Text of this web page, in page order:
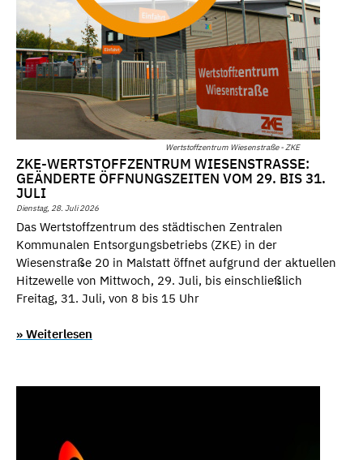
Wertstoffzentrum Wiesenstraße - ZKE
ZKE-WERTSTOFFZENTRUM WIESENSTRASSE: G
EÄNDERTE ÖFFNUNGSZEITEN VOM 29. BIS 31. J
ULI
Dienstag, 28. Juli 2026
Das Wertstoffzentrum des städtischen Zentralen
Kommunalen Entsorgungsbetriebs (ZKE) in der
Wiesenstraße 20 in Malstatt öffnet aufgrund der aktuellen
Hitzewelle von Mittwoch, 29. Juli, bis einschließlich
Freitag, 31. Juli, von 8 bis 15 Uhr
» Weiterlesen